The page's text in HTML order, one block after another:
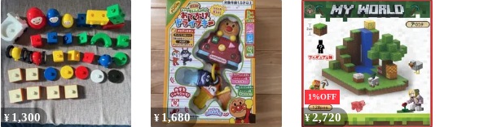
¥ 1,300 ¥ 1,680
1%OFF
¥2,720